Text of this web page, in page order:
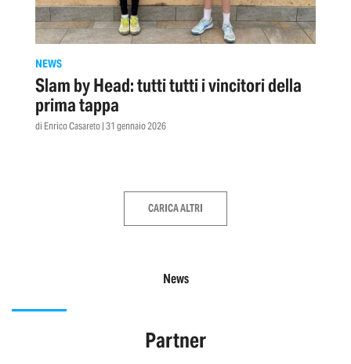
NEWS
Slam by Head: tutti tutti i vincitori della
prima tappa
di Enrico Casareto | 31 gennaio 2026
CARICA ALTRI
News
Partner